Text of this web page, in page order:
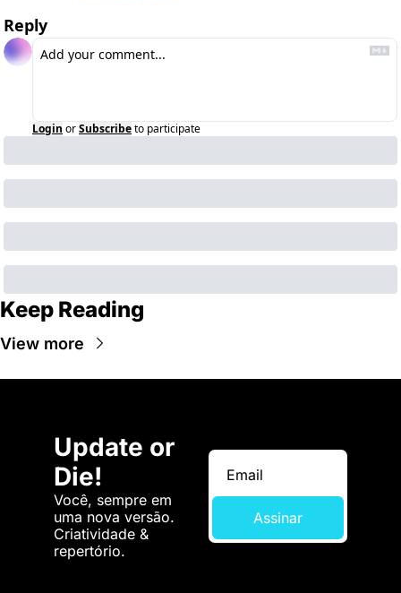
Reply
Login orSubscribeto participate
Keep Reading
View more
Update or
Die!
Você, sempre em
uma nova versão.
Criatividade &
repertório.
Assinar